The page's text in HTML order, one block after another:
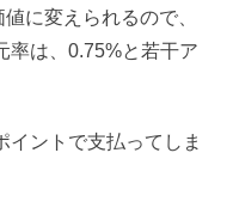
に変えられるので、
率は、0.75%と若干ア
イントで支払ってしま